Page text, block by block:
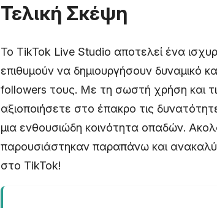
Τελική Σκέψη
Το TikTok Live Studio αποτελεί ένα
επιθυμούν να δημιουργήσουν δυναμικό
followers τους. Με τη σωστή χρήση και
αξιοποιήσετε στο έπακρο τις
μια ενθουσιώδη κοινότητα οπαδών.
παρουσιάστηκαν παραπάνω και
στο TikTok!